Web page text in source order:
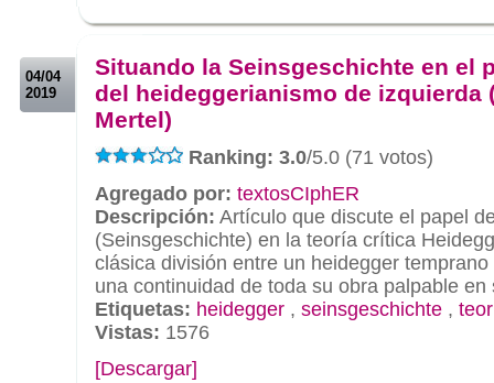
04/04
2019
Situando la Seinsgeschichte en el
del heideggerianismo de izquierda
Mertel)
Ranking: 3.0/5.0 (71 votos)
Agregado por: textosCIphER
Descripción: Artículo que discute el papel
(Seinsgeschichte) en la teoría crítica
clásica división entre un heidegger
una continuidad de toda su obra palpable
Etiquetas: heidegger , seinsgeschichte ,
Vistas: 1576
[Descargar]